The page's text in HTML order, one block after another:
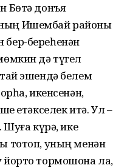
Бөтә донъя
Ишембай районы
береһенән
дә түгел
эшендә белем
икенсенән,
етәкселек итә. Ул –
күрә, ике
тотоп, уның менән
тормошона ла,